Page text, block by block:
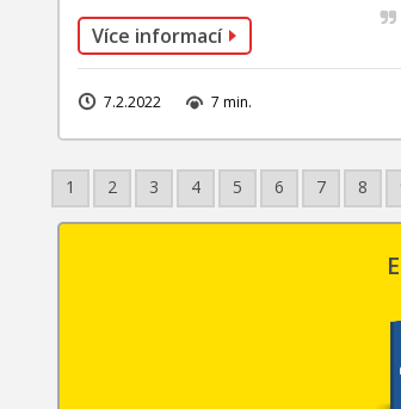
Více informací
7.2.2022 7 min.
1 2 3 4 5 6 7 8